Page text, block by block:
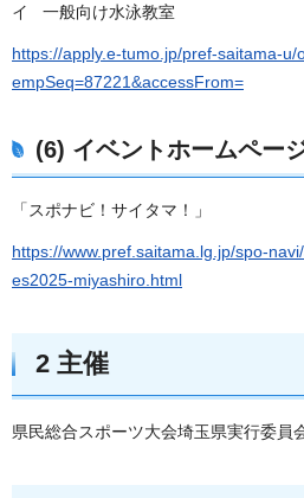
イ 一般向け水泳教室
https://apply.e-tumo.jp/pref-saitama-
empSeq=87221&accessFrom=
(6) イベントホームペー
「スポナビ！サイタマ！」
https://www.pref.saitama.lg.jp/spo-
es2025-miyashiro.html
2 主催
県民総合スポーツ大会埼玉県実行委員